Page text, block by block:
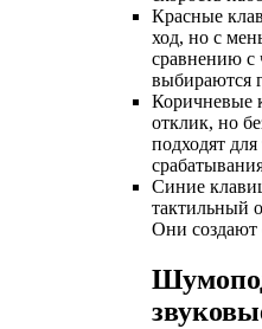
Красные
ход, но с
сравнению
выбираются
Коричневые
отклик, но
подходят
Синие
тактильный
Они